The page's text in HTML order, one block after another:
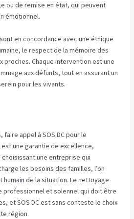
ou de remise en état, qui peuvent
émotionnel.
en concordance avec une éthique
le respect de la mémoire des
proches. Chaque intervention est une
aux défunts, tout en assurant un
pour les vivants.
faire appel à SOS DC pour le
une garantie de excellence,
une entreprise qui
les besoins des familles, l’on
humain de la situation. Le nettoyage
professionnel et solennel qui doit être
et SOS DC est sans conteste le choix
région.